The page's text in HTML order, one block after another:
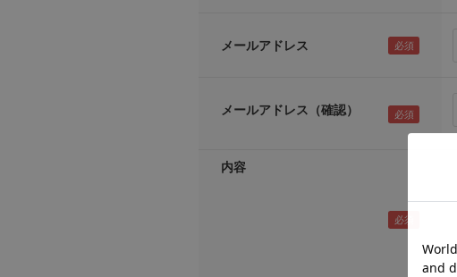
メールアドレス
メールアドレス（確認）
内容